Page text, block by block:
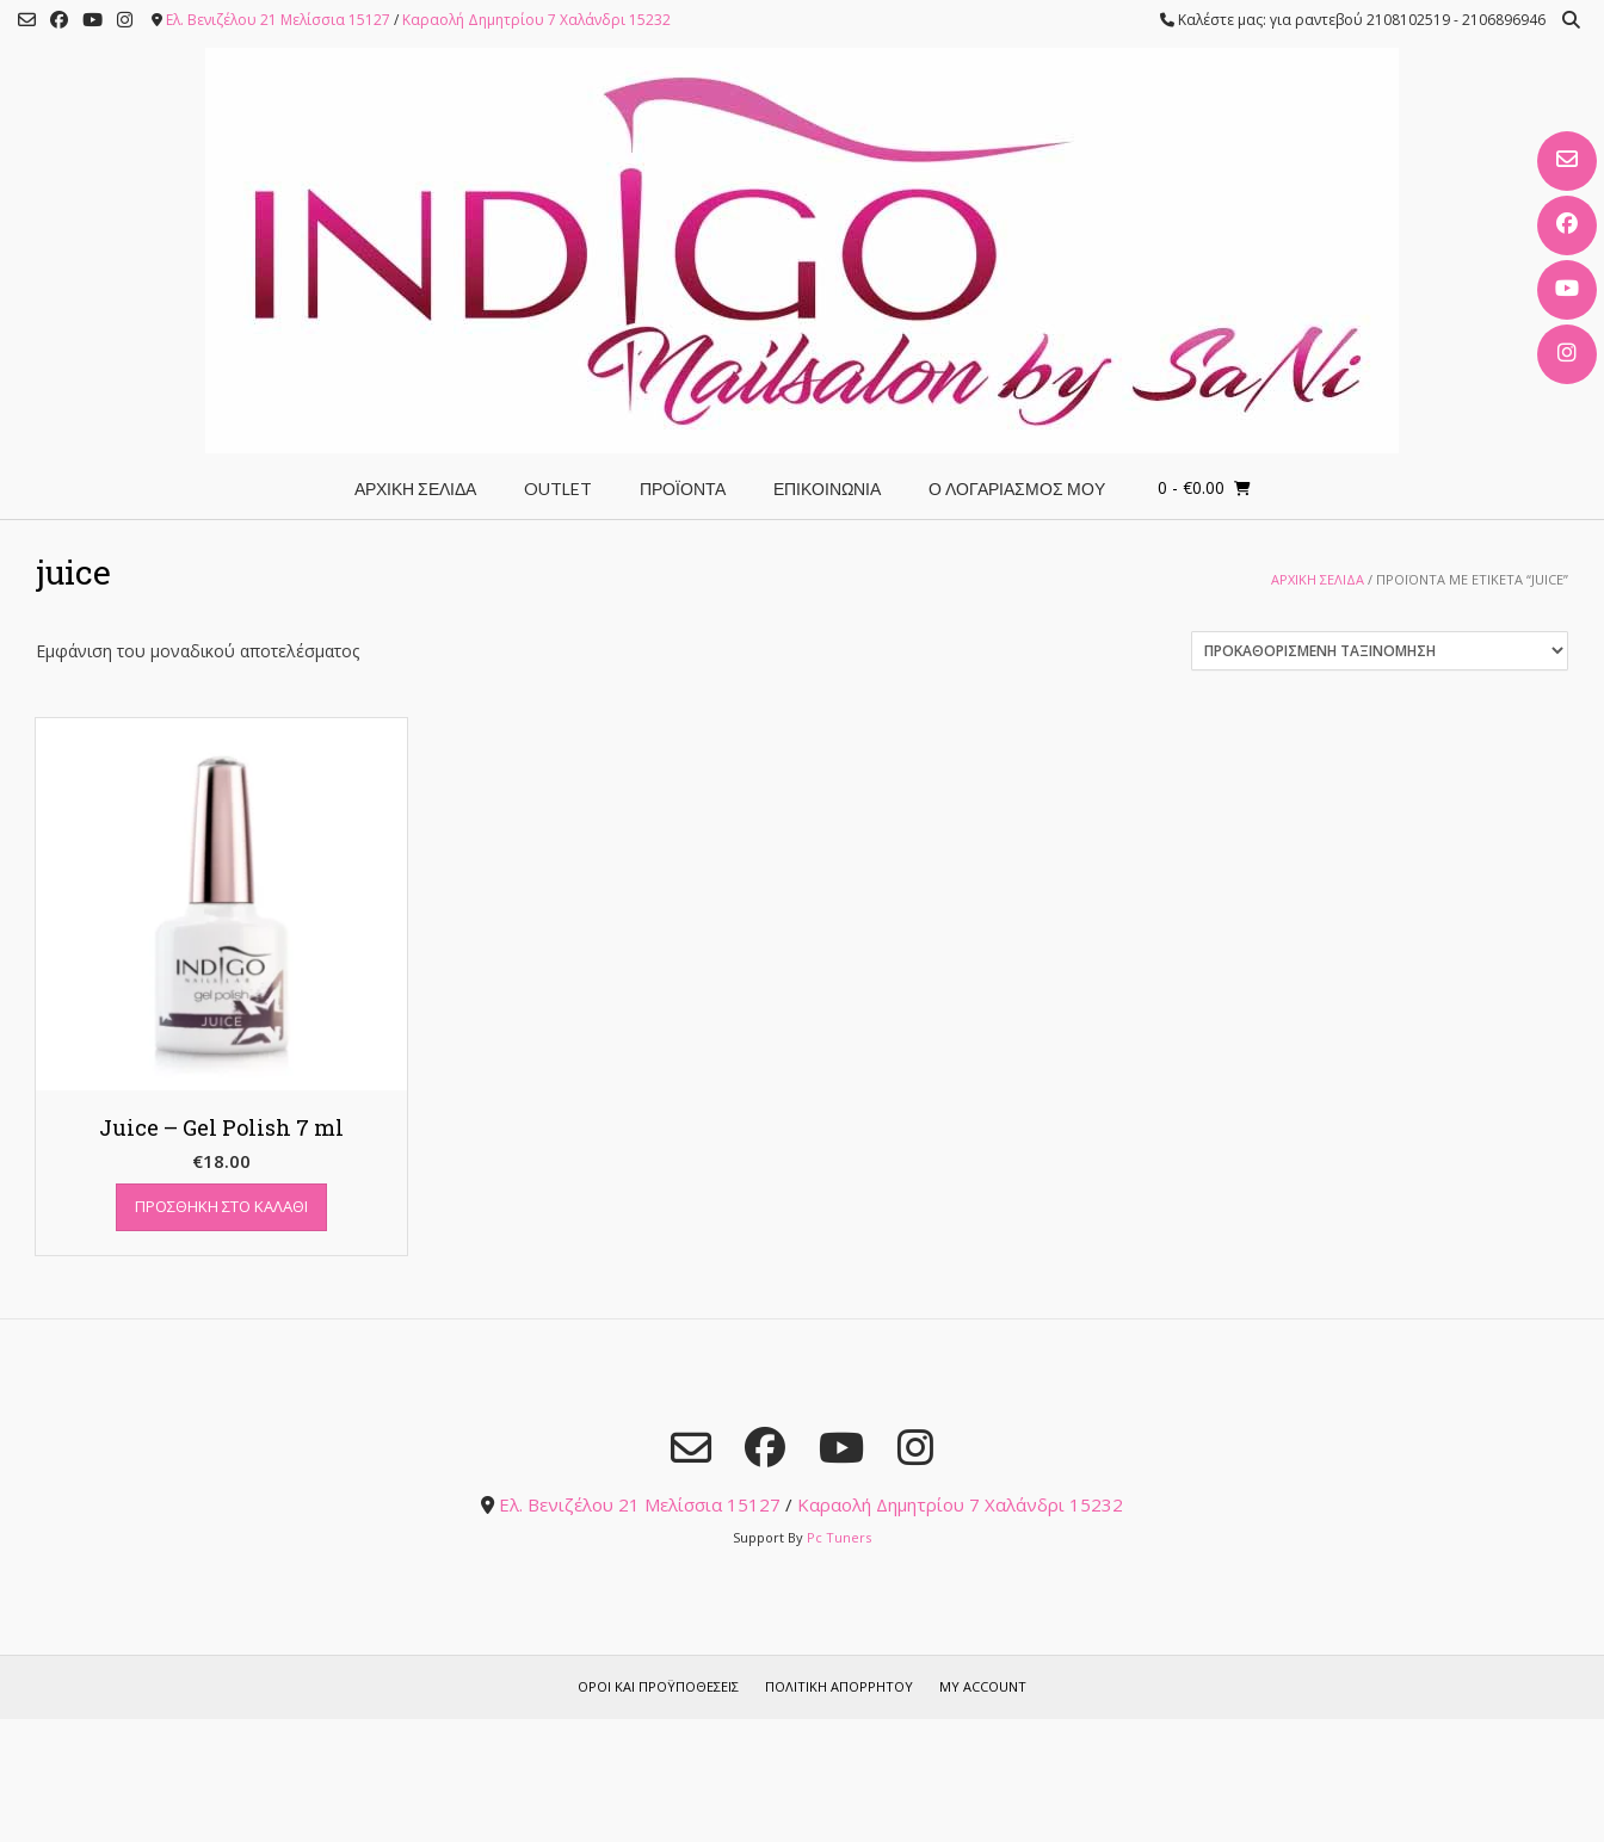
Skip
Ελ. Βενιζέλου 21 Μελίσσια 15127 / Καραολή Δημητρίου 7 Χαλάνδρι 15232 Καλέστε μας: για ραντεβού 2108102519 - 2106896946
ΑΡΧΙΚΗ ΣΕΛΙΔΑ OUTLET ΠΡΟΪΌΝΤΑ ΕΠΙΚΟΙΝΩΝΙΑ Ο ΛΟΓΑΡΙΑΣΜΌΣ ΜΟΥ 0 - €0.00
ΑΡΧΙΚΉ ΣΕΛΊΔΑ / ΠΡΟΪΌΝΤΑ ΜΕ ΕΤΙΚΈΤΑ “JUICE”
juice
Εμφάνιση του μοναδικού αποτελέσματος
Juice – Gel Polish 7 ml
€18.00
ΠΡΟΣΘΉΚΗ ΣΤΟ ΚΑΛΆΘΙ
Ελ. Βενιζέλου 21 Μελίσσια 15127 / Καραολή Δημητρίου 7 Χαλάνδρι 15232
Support By Pc Tuners
ΌΡΟΙ ΚΑΙ ΠΡΟΫΠΟΘΈΣΕΙΣ ΠΟΛΙΤΙΚΉ ΑΠΟΡΡΉΤΟΥ MY ACCOUNT